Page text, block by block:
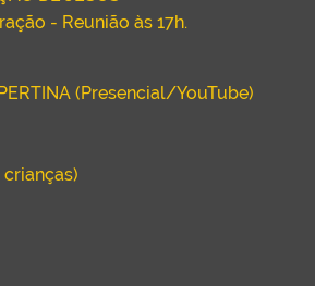
- Reunião às 17h.
(Presencial/YouTube)
crianças)